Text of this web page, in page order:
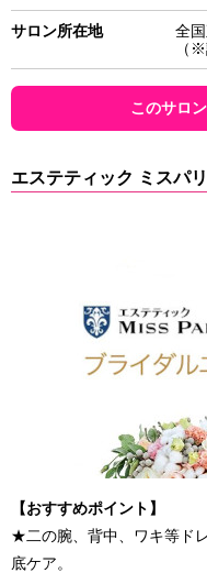
サロン所在地
全
（
このサロ
エステティック ミスパリ
【おすすめポイント】
★二の腕、背中、ワキ等ド
底ケア。